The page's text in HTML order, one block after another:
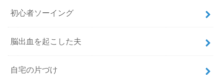
初心者ソーイング
脳出血を起こした夫
自宅の片づけ